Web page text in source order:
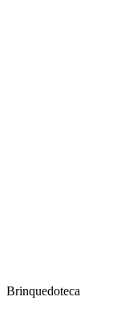
Brinquedoteca